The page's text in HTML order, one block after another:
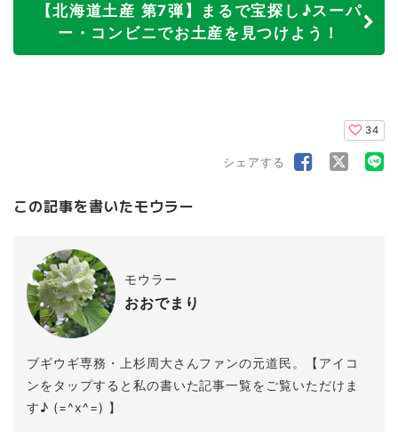
【北海道土産 第7弾】まるで宝探し♪スーパ
ー・コンビニでお土産を見つけよう！
34
シェアする
この記事を書いたモウラー
モウラー
おおでまり
ブギウギ専務・上杉周大さんファンの元道民。【アイコ
ンをタップすると私の書いた記事一覧をご覧いただけま
す♪ (=^x^=) 】